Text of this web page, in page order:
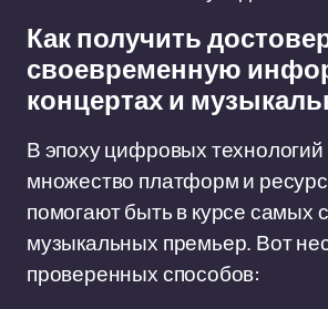
Как получить
своевременную
концертах и
В эпоху цифровых
множество платформ и
помогают быть в курсе самых
музыкальных премьер. Вот
проверенных способов: